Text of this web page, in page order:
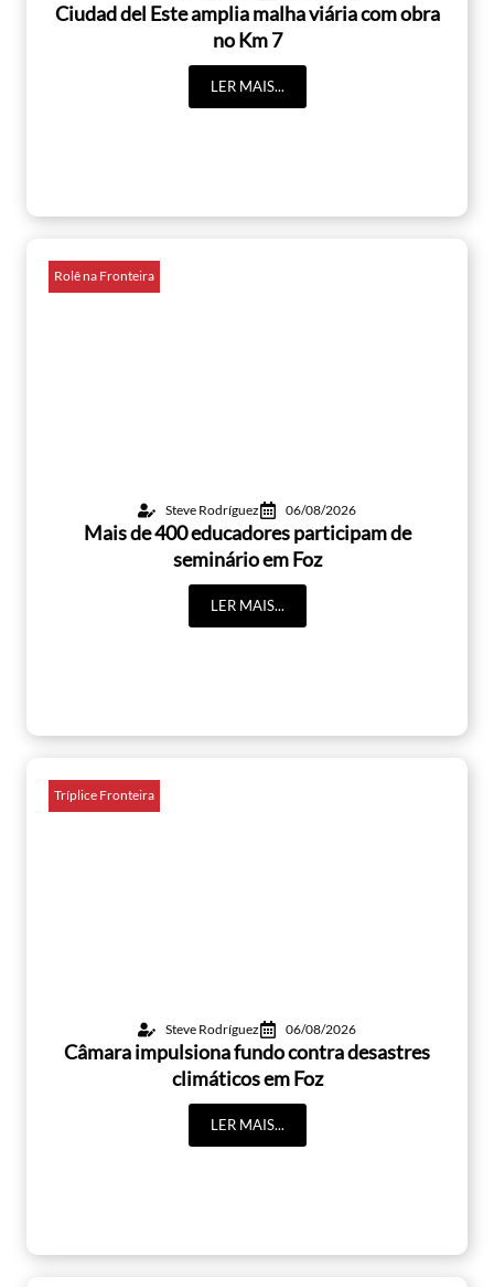
Ciudad del Este amplia malha viária com obra
no Km 7
LER MAIS...
Rolê na Fronteira
Steve Rodríguez 06/08/2026
Mais de 400 educadores participam de
seminário em Foz
LER MAIS...
Tríplice Fronteira
Steve Rodríguez 06/08/2026
Câmara impulsiona fundo contra desastres
climáticos em Foz
LER MAIS...